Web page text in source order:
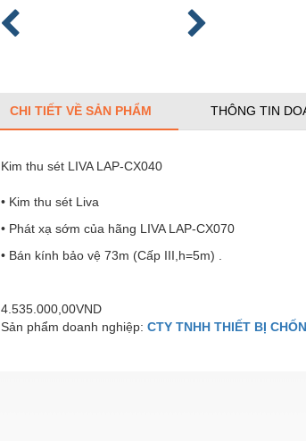
CHI TIẾT VỀ SẢN PHẨM THÔNG TIN
Kim thu sét LIVA LAP-CX040
• Kim thu sét Liva
• Phát xạ sớm của hãng LIVA LAP-CX070
• Bán kính bảo vệ 73m (Cấp III,h=5m) .
4.535.000,00VND
Sản phẩm doanh nghiệp: CTY TNHH THIẾT BỊ